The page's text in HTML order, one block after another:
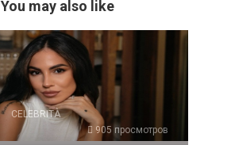
You may also like
CELEBRITÀ
905 просмотров